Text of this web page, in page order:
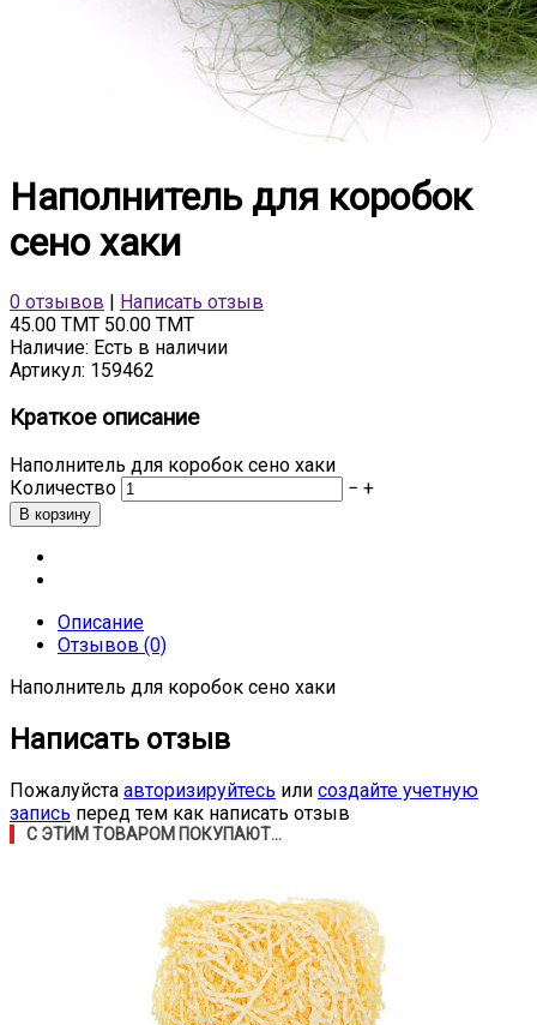
Наполнитель для коробок
сено хаки
0 отзывов
Написать отзыв
45.00 TMT 50.00 TMT
Наличие: Есть в наличии
Артикул: 159462
Краткое описание
Наполнитель для коробок сено хаки
Количество
− +
Описание
Отзывов (0)
Наполнитель для коробок сено хаки
Написать отзыв
Пожалуйста авторизируйтесь или создайте учетную
запись перед тем как написать отзыв
С ЭТИМ ТОВАРОМ ПОКУПАЮТ...